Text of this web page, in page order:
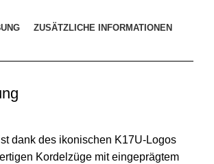
ZUSÄTZLICHE INFORMATIONEN
dank des ikonischen K17U-Logos
Kordelzüge mit eingeprägtem